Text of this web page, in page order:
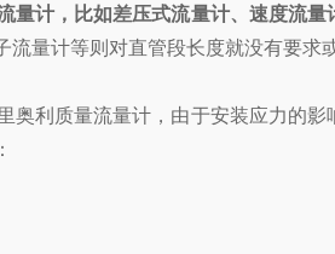
量计，比如差压式流量计、速度流
量计等则对直管段长度就没有要求
质量流量计，由于安装应力的